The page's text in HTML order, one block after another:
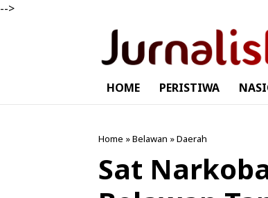
-->
HOME PERISTIWA
Home »Belawan »Daerah
Sat